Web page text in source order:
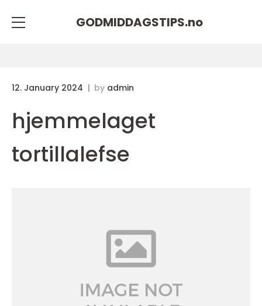
GODMIDDAGSTIPS.no
12. January 2024 by admin
hjemmelaget
tortillalefse